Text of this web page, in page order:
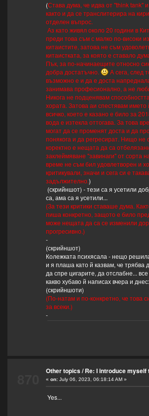
(Става дума, че идва от "think tank"
както и да се транслитерира на
отделен въпрос.
Аз като живял около 20 години в
преди това съм с малко по-високи
китаистите, затова не съм
китаистката, за която е ставало
Пък, за по-начинаещите относно
добра достатъчно.
А сега, след
възможно е и да е доста
занимава професионално, а не
Никога не подценявам
хората. Затова аи спестявам името
всичко, което е казано е било за
вода е изтекла оттогава. За това
могат да се променят доста и да
понякога и да регресират. Нищо не
коректно е нещата да са
заклеймяване "завинаги" от сорта
време не съм бил удовлетворен и
критикували, значи и сега си е
задължително.)
(скрийншот) - тези са я усетили
са, ама са я усетили...
(За тези критики ставаше дума.
пиша конкретно, защото е било
може нещата да са се изменили
прогресивно.)
-
(скрийншот)
Колежката психясала - нещо
и я плаша като й казвам, че трябва
да спре цигарите, да отслабне...
какво хубаво й написах вчера и днес:
(скрийншоти)
(По-натам и по-конкретно, че това
за всеки.)
-
Other topics/Re: I introduce
« on:July 06, 2023, 06:18:14 AM »
Yes...